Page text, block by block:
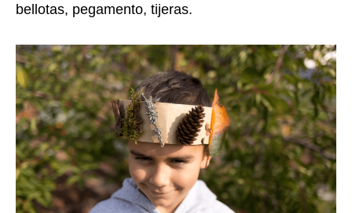
bellotas, pegamento, tijeras.